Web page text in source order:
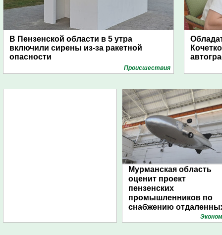
В Пензенской области в 5 утра
включили сирены из-за ракетной
опасности
Проиcшествия
Мурманская область
оценит проект
пензенских
промышленников по
снабжению
поселений с помощью